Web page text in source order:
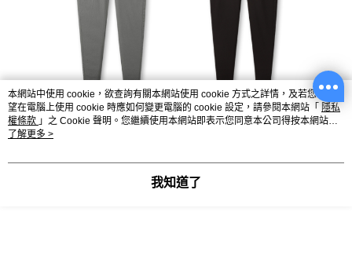
本網站中使用 cookie，欲查詢有關本網站使用 cookie 方式之詳情，及若您不希
望在電腦上使用 cookie 時應如何變更電腦的 cookie 設定，請參閱本網站「 隱私
權條款 」之 Cookie 聲明。您繼續使用本網站即表示您同意本公司得按本網站使
用條款之 Cookie 聲明使用 cookie。
了解更多 >
我知道了